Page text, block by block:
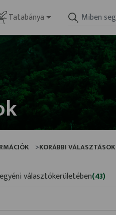
Tatabánya
KORÁBBI VÁLASZTÁSOK
választókerületében(43)